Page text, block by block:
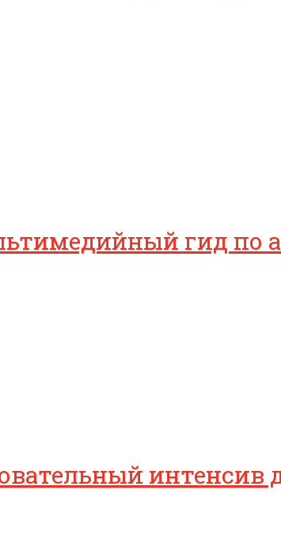
гид по
интенсив